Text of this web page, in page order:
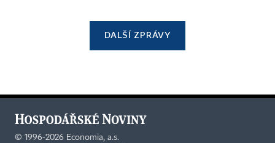
DALŠÍ ZPRÁVY
© 1996-2026 Economia, a.s.